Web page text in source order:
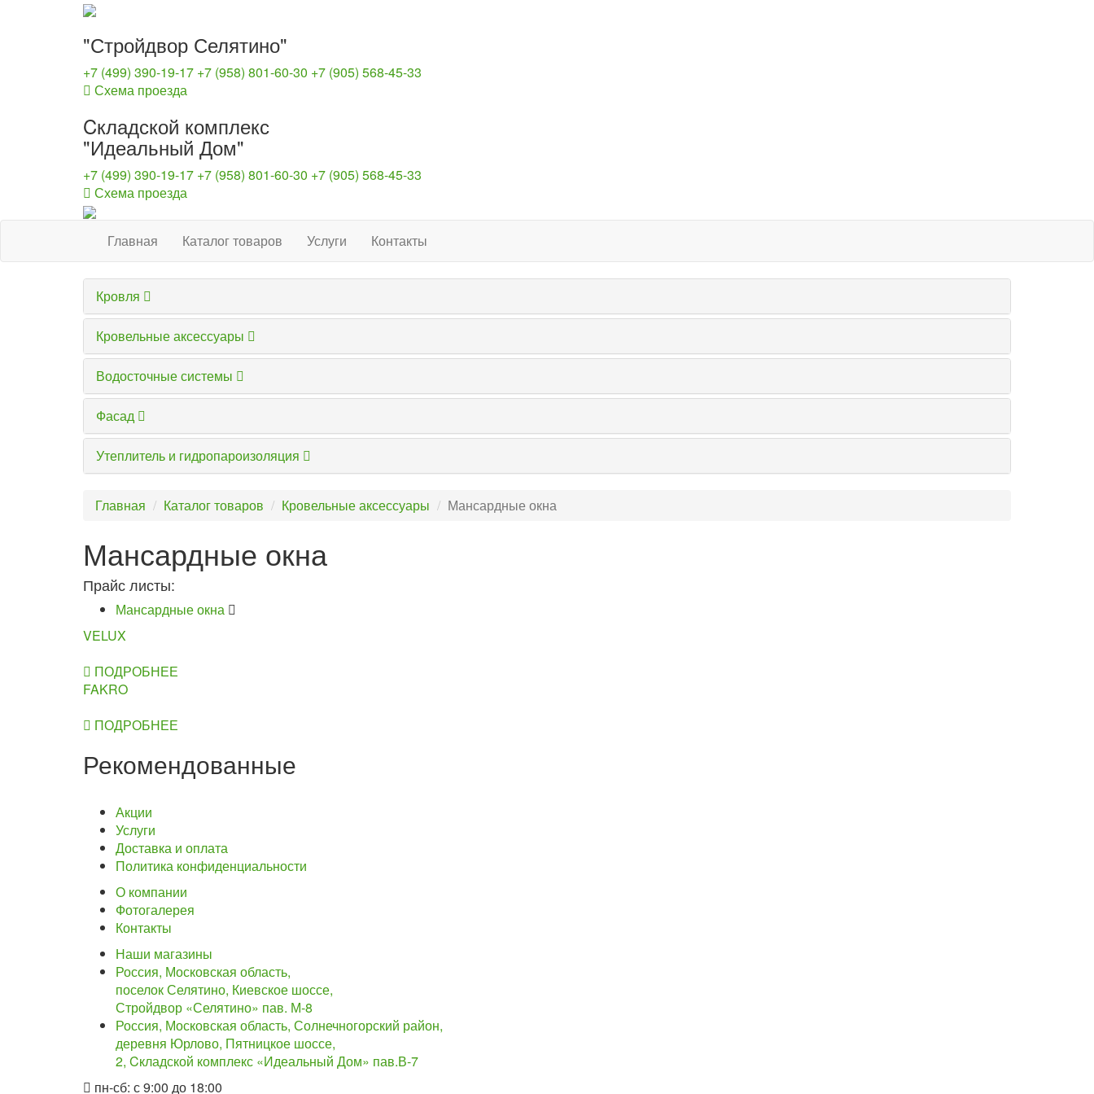
"Стройдвор Селятино"
+7 (499) 390-19-17 +7 (958) 801-60-30 +7 (905) 568-45-33
Схема проезда
Cкладской комплекс
"Идеальный Дом"
+7 (499) 390-19-17 +7 (958) 801-60-30 +7 (905) 568-45-33
Схема проезда
Главная Каталог товаров Услуги Контакты
Кровля
Кровельные аксессуары
Водосточные системы
Фасад
Утеплитель и гидропароизоляция
Главная Каталог товаров Кровельные аксессуары Мансардные окна
Мансардные окна
Прайс листы:
Мансардные окна
VELUX
ПОДРОБНЕЕ
FAKRO
ПОДРОБНЕЕ
Рекомендованные
Акции
Услуги
Доставка и оплата
Политика конфиденциальности
О компании
Фотогалерея
Контакты
Наши магазины
Россия, Московская область,
поселок Селятино, Киевское шоссе,
Стройдвор «Селятино» пав. М-8
Россия, Московская область, Солнечногорский район,
деревня Юрлово, Пятницкое шоссе,
2, Cкладской комплекс «Идеальный Дом» пав.В-7
пн-сб: с 9:00 до 18:00